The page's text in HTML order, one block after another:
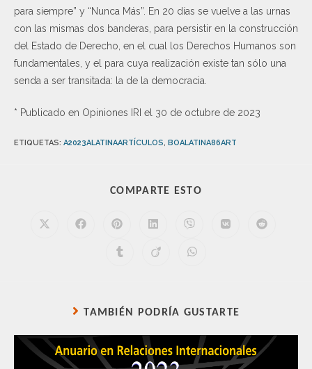
para siempre” y “Nunca Más”. En 20 días se vuelve a las urnas
con las mismas dos banderas, para persistir en la construcción
del Estado de Derecho, en el cual los Derechos Humanos son
fundamentales, y el para cuya realización existe tan sólo una
senda a ser transitada: la de la democracia.
* Publicado en Opiniones IRI el 30 de octubre de 2023
ETIQUETAS: A2023ALATINAARTÍCULOS, BOALATINA86ART
COMPARTE ESTO
TAMBIÉN PODRÍA GUSTARTE